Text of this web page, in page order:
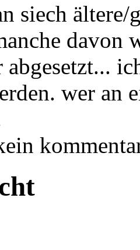
siech
davon
abgesetzt...
wer an